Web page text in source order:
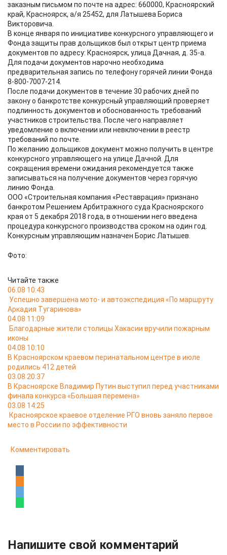
заказным письмом по почте на адрес: 660000, Красноярский
край, Красноярск, а/я 25452, для Латышева Бориса
Викторовича.
В конце января по инициативе конкурсного управляющего и
Фонда защиты прав дольщиков был открыт центр приема
документов по адресу: Красноярск, улица Дачная, д. 35-а.
Для подачи документов нарочно необходима
предварительная запись по телефону горячей линии Фонда
8-800-7007-214.
После подачи документов в течение 30 рабочих дней по
закону о банкротстве конкурсный управляющий проверяет
подлинность документов и обоснованность требований
участников строительства. После чего направляет
уведомление о включении или невключении в реестр
требований по почте.
По желанию дольщиков документ можно получить в центре
конкурсного управляющего на улице Дачной. Для
сокращения времени ожидания рекомендуется также
записываться на получение документов через горячую
линию Фонда.
ООО «Строительная компания «Реставрация» признано
банкротом Решением Арбитражного суда Красноярского
края от 5 декабря 2018 года, в отношении него введена
процедура конкурсного производства сроком на один год.
Конкурсным управляющим назначен Борис Латышев.
Фото:
Читайте также
06.08 10:43
Успешно завершена мото- и автоэкспедиция «По маршруту
Аркадия Тугаринова»
04.08 11:09
Благодарные жители столицы Хакасии вручили пожарным
иконы
04.08 10:10
В Красноярском краевом перинатальном центре в июле
родились 412 детей
03.08 20:37
В Красноярске Владимир Путин выступил перед участниками
финала конкурса «Большая перемена»
03.08 14:25
Красноярское краевое отделение РГО вновь заняло первое
место в России по эффективности
Комментировать
Напишите свой комментарий